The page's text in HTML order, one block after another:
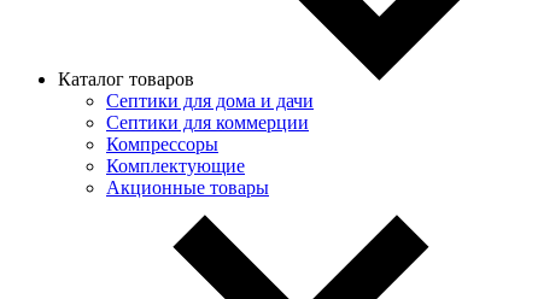
Каталог товаров
Септики для дома и дачи
Септики для коммерции
Компрессоры
Комплектующие
Акционные товары